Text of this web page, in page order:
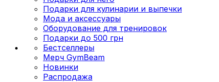
Подарки для кулинарии и выпечки
Мода и аксессуары
Оборудование для тренировок
Подарки до 500 грн
Бестселлеры
Мерч GymBeam
Новинки
Распродажа